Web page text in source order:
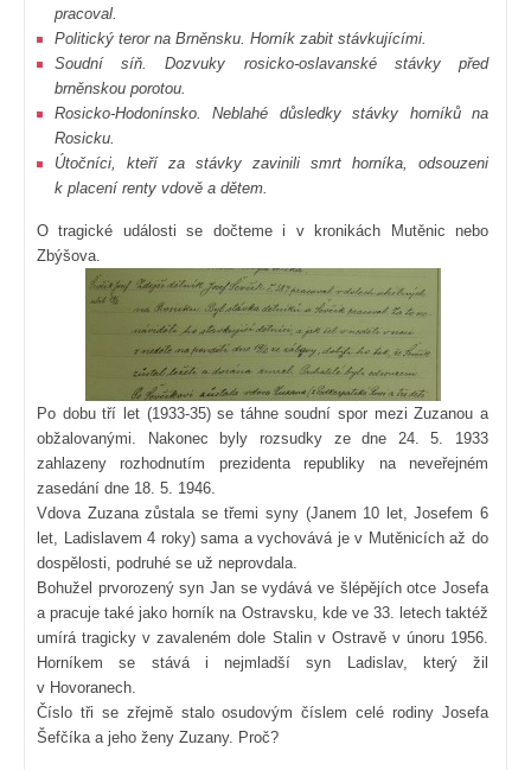
pracoval.
Politický teror na Brněnsku. Horník zabit stávkujícími.
Soudní síň. Dozvuky rosicko-oslavanské stávky před
brněnskou porotou.
Rosicko-Hodonínsko. Neblahé důsledky stávky horníků na
Rosicku.
Útočníci, kteří za stávky zavinili smrt horníka, odsouzeni
k placení renty vdově a dětem.
O tragické události se dočteme i v kronikách Mutěnic nebo
Zbýšova.
Po dobu tří let (1933-35) se táhne soudní spor mezi Zuzanou a
obžalovanými. Nakonec byly rozsudky ze dne 24. 5. 1933
zahlazeny rozhodnutím prezidenta republiky na neveřejném
zasedání dne 18. 5. 1946.
Vdova Zuzana zůstala se třemi syny (Janem 10 let, Josefem 6
let, Ladislavem 4 roky) sama a vychovává je v Mutěnicích až do
dospělosti, podruhé se už neprovdala.
Bohužel prvorozený syn Jan se vydává ve šlépějích otce Josefa
a pracuje také jako horník na Ostravsku, kde ve 33. letech taktéž
umírá tragicky v zavaleném dole Stalin v Ostravě v únoru 1956.
Horníkem se stává i nejmladší syn Ladislav, který žil
v Hovoranech.
Číslo tři se zřejmě stalo osudovým číslem celé rodiny Josefa
Šefčíka a jeho ženy Zuzany. Proč?